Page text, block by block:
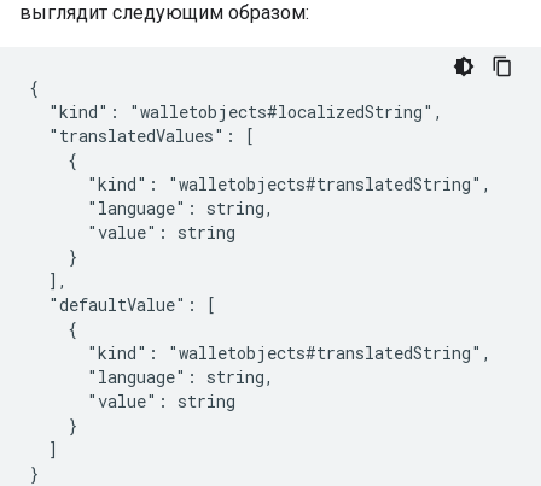
выглядит следующим образом:
{
  "kind": "walletobjects#localizedString",
  "translatedValues": [
    {
      "kind": "walletobjects#translatedString",
      "language": string,
      "value": string
    }
  ],
  "defaultValue": [
    {
      "kind": "walletobjects#translatedString",
      "language": string,
      "value": string
    }
  ]
}